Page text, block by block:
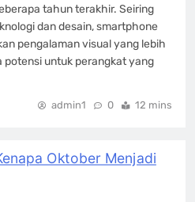
tahun terakhir. Seiring
dan desain, smartphone
pengalaman visual yang lebih
potensi untuk perangkat yang
admin1 0 12 mins